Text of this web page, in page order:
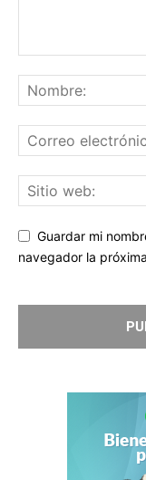
Guardar mi
navegador la